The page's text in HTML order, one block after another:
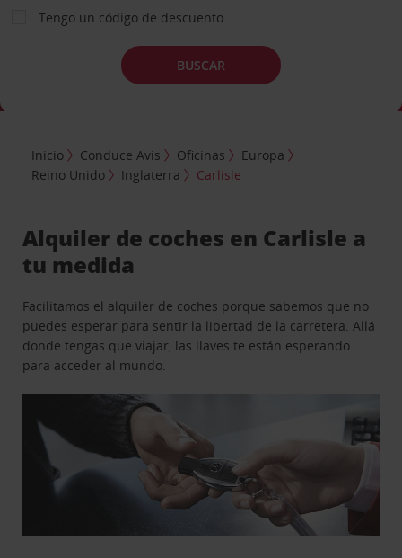
Tengo un código de descuento
BUSCAR
Inicio Conduce Avis Oficinas
Europa
Reino Unido
Inglaterra Carlisle
Alquiler de coches en Carlisle a
tu medida
Facilitamos el alquiler de coches porque sabemos que no
puedes esperar para sentir la libertad de la carretera. Allá
donde tengas que viajar, las llaves te están esperando
para acceder al mundo.